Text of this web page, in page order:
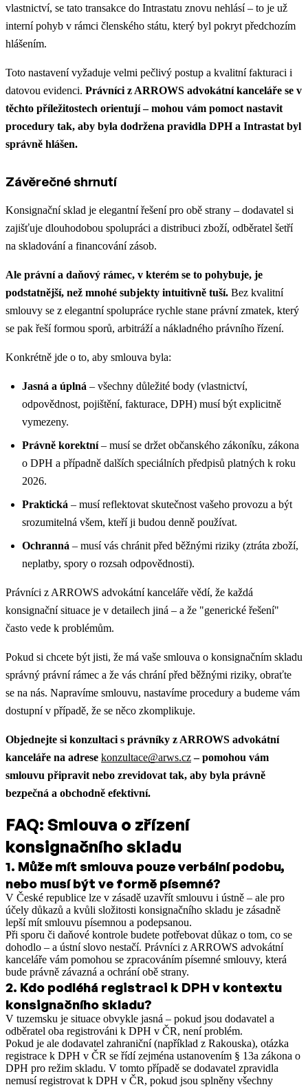
vlastnictví, se tato transakce do Intrastatu znovu nehlásí – to je už
interní pohyb v rámci členského státu, který byl pokryt předchozím
hlášením.
Toto nastavení vyžaduje velmi pečlivý postup a kvalitní fakturaci i
datovou evidenci. Právníci z ARROWS advokátní kanceláře se v
těchto příležitostech orientují – mohou vám pomoct nastavit
procedury tak, aby byla dodržena pravidla DPH a Intrastat byl
správně hlášen.
Závěrečné shrnutí
Konsignační sklad je elegantní řešení pro obě strany – dodavatel si
zajišťuje dlouhodobou spolupráci a distribuci zboží, odběratel šetří
na skladování a financování zásob.
Ale právní a daňový rámec, v kterém se to pohybuje, je
podstatnější, než mnohé subjekty intuitivně tuší. Bez kvalitní
smlouvy se z elegantní spolupráce rychle stane právní zmatek, který
se pak řeší formou sporů, arbitráží a nákladného právního řízení.
Konkrétně jde o to, aby smlouva byla:
Jasná a úplná – všechny důležité body (vlastnictví,
odpovědnost, pojištění, fakturace, DPH) musí být explicitně
vymezeny.
Právně korektní– musí se držet občanského zákoníku, zákona
o DPH a případně dalších speciálních předpisů platných k roku
2026.
Praktická – musí reflektovat skutečnost vašeho provozu a být
srozumitelná všem, kteří ji budou denně používat.
Ochranná – musí vás chránit před běžnými riziky (ztráta zboží,
neplatby, spory o rozsah odpovědnosti).
Právníci z ARROWS advokátní kanceláře vědí, že každá
konsignační situace je v detailech jiná – a že "generické řešení"
často vede k problémům.
Pokud si chcete být jisti, že má vaše smlouva o konsignačním skladu
správný právní rámec a že vás chrání před běžnými riziky, obraťte
se na nás. Napravíme smlouvu, nastavíme procedury a budeme vám
dostupní v případě, že se něco zkomplikuje.
Objednejte si konzultaci s právníky z ARROWS advokátní
kanceláře na adrese konzultace@arws.cz– pomohou vám
smlouvu připravit nebo zrevidovat tak, aby byla právně
bezpečná a obchodně efektivní.
FAQ: Smlouva o zřízení
konsignačního skladu
1. Může mít smlouva pouze verbální podobu,
nebo musí být ve formě písemné?
V České republice lze v zásadě uzavřít smlouvu i ústně – ale pro
účely důkazů a kvůli složitosti konsignačního skladu je zásadně
lepší mít smlouvu písemnou a podepsanou.
Při sporu či daňové kontrole budete potřebovat důkaz o tom, co se
dohodlo – a ústní slovo nestačí. Právníci z ARROWS advokátní
kanceláře vám pomohou se zpracováním písemné smlouvy, která
bude právně závazná a ochrání obě strany.
2. Kdo podléhá registraci k DPH v kontextu
konsignačního skladu?
V tuzemsku je situace obvykle jasná – pokud jsou dodavatel a
odběratel oba registrováni k DPH v ČR, není problém.
Pokud je ale dodavatel zahraniční (například z Rakouska), otázka
registrace k DPH v ČR se řídí zejména ustanovením § 13a zákona o
DPH pro režim skladu. V tomto případě se dodavatel zpravidla
nemusí registrovat k DPH v ČR, pokud jsou splněny všechny